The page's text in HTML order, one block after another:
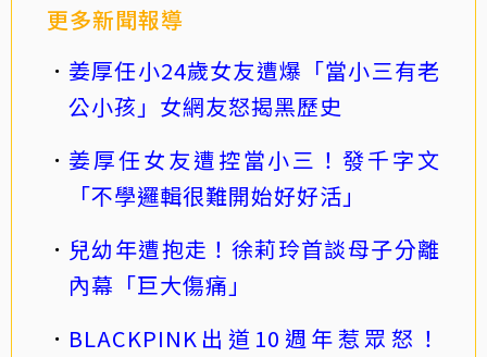
更多新聞報導
姜厚任小24歲女友遭爆「當小三有老
公小孩」女網友怒揭黑歷史
姜厚任女友遭控當小三！發千字文
「不學邏輯很難開始好好活」
兒幼年遭抱走！徐莉玲首談母子分離
內幕「巨大傷痛」
BLACKPINK出道10週年惹眾怒！